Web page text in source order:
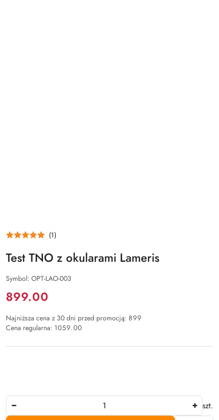
(1)
Test TNO z okularami Lameris
Symbol: OPT-LAO-003
Cena:
899.00
Najniższa cena z 30 dni przed promocją: 899
Cena regularna: 1059.00
szt.